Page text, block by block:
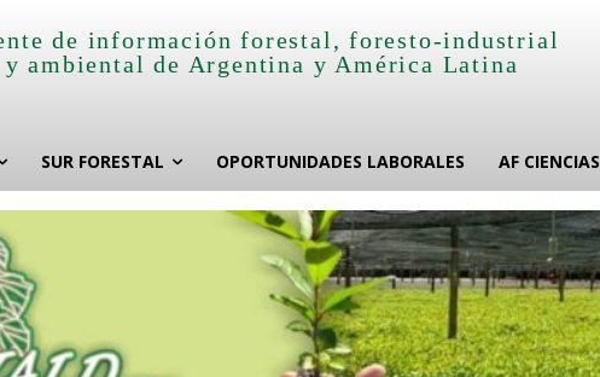
de información forestal, foresto-industrial
y ambiental de Argentina y América Latina
SUR FORESTAL OPORTUNIDADES LABORALES AF CIENCIAS